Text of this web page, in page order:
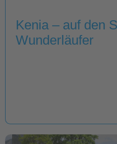
Kenia – auf den
Wunderläufer